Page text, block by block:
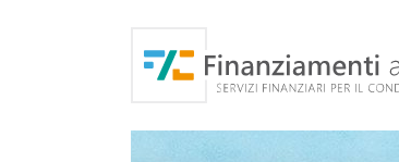
Chi siamo
energetica